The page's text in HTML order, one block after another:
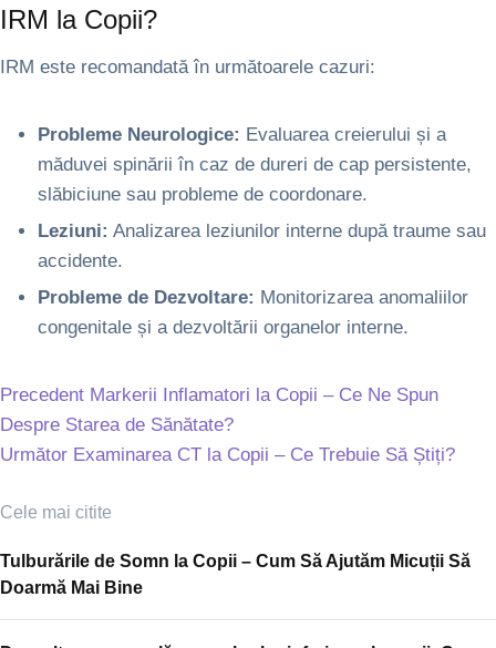
IRM la Copii?
IRM este recomandată în următoarele cazuri:
Probleme Neurologice: Evaluarea creierului și a
măduvei spinării în caz de dureri de cap persistente,
slăbiciune sau probleme de coordonare.
Leziuni: Analizarea leziunilor interne după traume sau
accidente.
Probleme de Dezvoltare: Monitorizarea anomaliilor
congenitale și a dezvoltării organelor interne.
Precedent Markerii Inflamatori la Copii – Ce Ne Spun
Despre Starea de Sănătate?
Următor Examinarea CT la Copii – Ce Trebuie Să Știți?
Cele mai citite
Tulburările de Somn la Copii – Cum Să Ajutăm Micuții Să
Doarmă Mai Bine